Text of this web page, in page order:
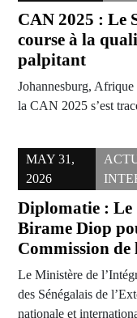
CAN 2025 : Le
course à la
palpitant
Johannesburg,
la CAN 2025 s’est
MAY 31,
2026
Diplomatie : Le
Birame Diop
Commission
Le Ministère de
des Sénégalais de
nationale et